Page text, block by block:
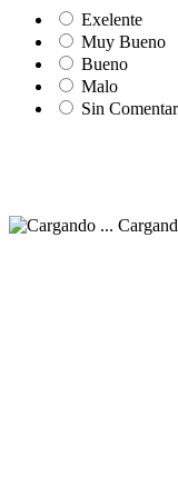
Exelente
Muy Bueno
Bueno
Malo
Sin